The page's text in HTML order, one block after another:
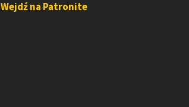
Wejdź na Patronite